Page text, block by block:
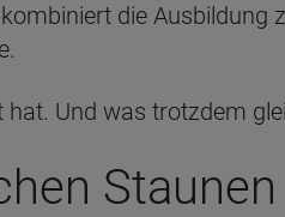
die
Und was trotzdem